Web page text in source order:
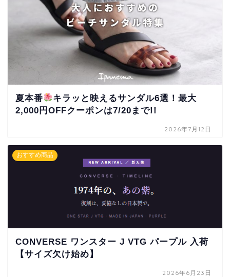
夏本番
キラッと映えるサンダル6選！最大
2,000円OFFクーポンは7/20まで!!
2026年7月12日
おすすめ商品
CONVERSE ワンスター J VTG パープル 入荷
【サイズ欠け始め】
2026年6月23日